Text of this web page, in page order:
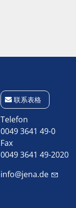
联系表格
Telefon
0049 3641 49-0
Fax
0049 3641 49-2020
info@jena.de